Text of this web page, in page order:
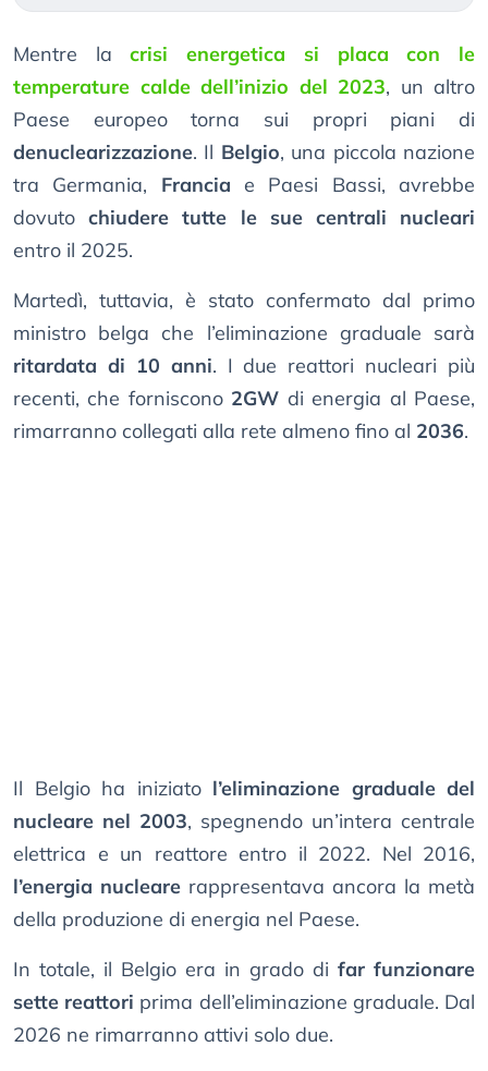
Mentre lacrisi energetica si placa con le
temperature calde dell’inizio del 2023, un altro
Paese europeo torna sui propri piani di
denuclearizzazione. Il Belgio, una piccola nazione
tra Germania, Francia e Paesi Bassi, avrebbe
dovutochiudere tutte le sue centrali nucleari
entro il 2025.
Martedì, tuttavia, è stato confermato dal primo
ministro belga che l’eliminazione graduale sarà
ritardata di 10 anni. I due reattori nucleari più
recenti, che forniscono 2GW di energia al Paese,
rimarranno collegati alla rete almeno fino al 2036.
Il Belgio ha iniziato l’eliminazione graduale del
nucleare nel 2003, spegnendo un’intera centrale
elettrica e un reattore entro il 2022. Nel 2016,
l’energia nucleare rappresentava ancora la metà
della produzione di energia nel Paese.
In totale, il Belgio era in grado di far funzionare
sette reattori prima dell’eliminazione graduale. Dal
2026 ne rimarranno attivi solo due.